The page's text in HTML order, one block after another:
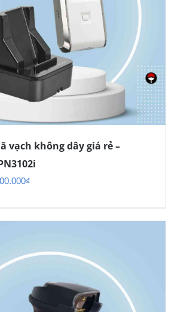
vạch không dây giá rẻ –
₫Giá